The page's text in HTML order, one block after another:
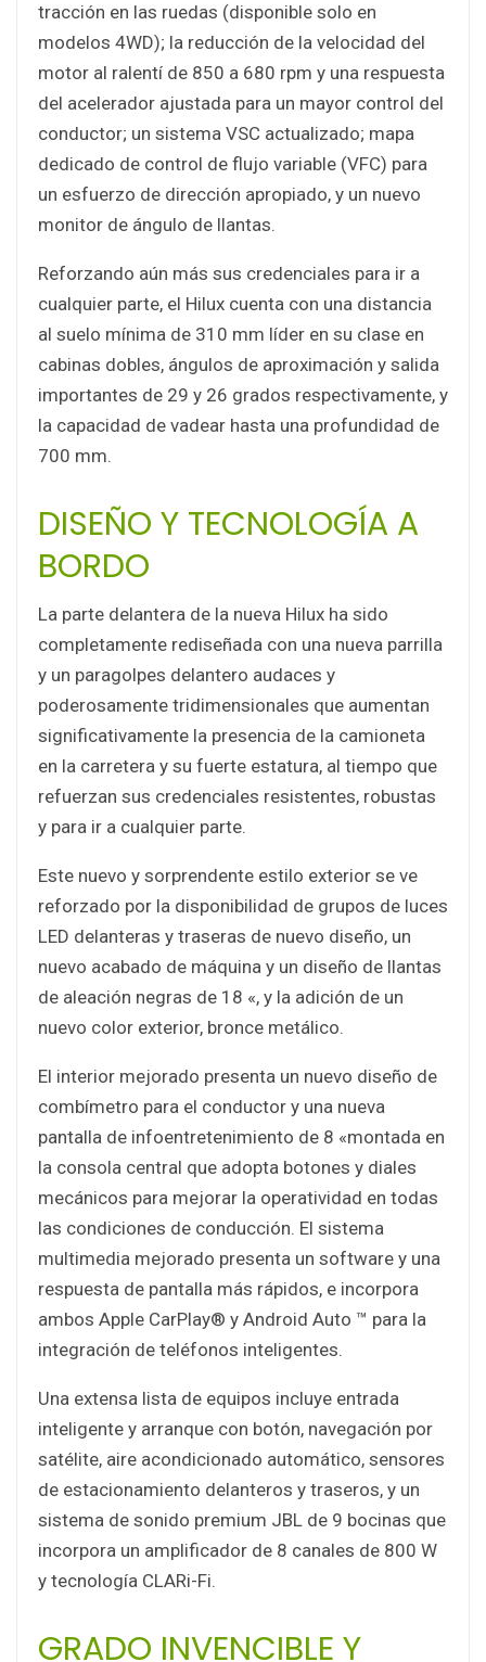
tracción en las ruedas (disponible solo en
modelos 4WD); la reducción de la velocidad del
motor al ralentí de 850 a 680 rpm y una respuesta
del acelerador ajustada para un mayor control del
conductor; un sistema VSC actualizado; mapa
dedicado de control de flujo variable (VFC) para
un esfuerzo de dirección apropiado, y un nuevo
monitor de ángulo de llantas.
Reforzando aún más sus credenciales para ir a
cualquier parte, el Hilux cuenta con una distancia
al suelo mínima de 310 mm líder en su clase en
cabinas dobles, ángulos de aproximación y salida
importantes de 29 y 26 grados respectivamente, y
la capacidad de vadear hasta una profundidad de
700 mm.
DISEÑO Y TECNOLOGÍA A
BORDO
La parte delantera de la nueva Hilux ha sido
completamente rediseñada con una nueva parrilla
y un paragolpes delantero audaces y
poderosamente tridimensionales que aumentan
significativamente la presencia de la camioneta
en la carretera y su fuerte estatura, al tiempo que
refuerzan sus credenciales resistentes, robustas
y para ir a cualquier parte.
Este nuevo y sorprendente estilo exterior se ve
reforzado por la disponibilidad de grupos de luces
LED delanteras y traseras de nuevo diseño, un
nuevo acabado de máquina y un diseño de llantas
de aleación negras de 18 «, y la adición de un
nuevo color exterior, bronce metálico.
El interior mejorado presenta un nuevo diseño de
combímetro para el conductor y una nueva
pantalla de infoentretenimiento de 8 «montada en
la consola central que adopta botones y diales
mecánicos para mejorar la operatividad en todas
las condiciones de conducción. El sistema
multimedia mejorado presenta un software y una
respuesta de pantalla más rápidos, e incorpora
ambos Apple CarPlay® y Android Auto ™ para la
integración de teléfonos inteligentes.
Una extensa lista de equipos incluye entrada
inteligente y arranque con botón, navegación por
satélite, aire acondicionado automático, sensores
de estacionamiento delanteros y traseros, y un
sistema de sonido premium JBL de 9 bocinas que
incorpora un amplificador de 8 canales de 800 W
y tecnología CLARi-Fi.
GRADO INVENCIBLE Y